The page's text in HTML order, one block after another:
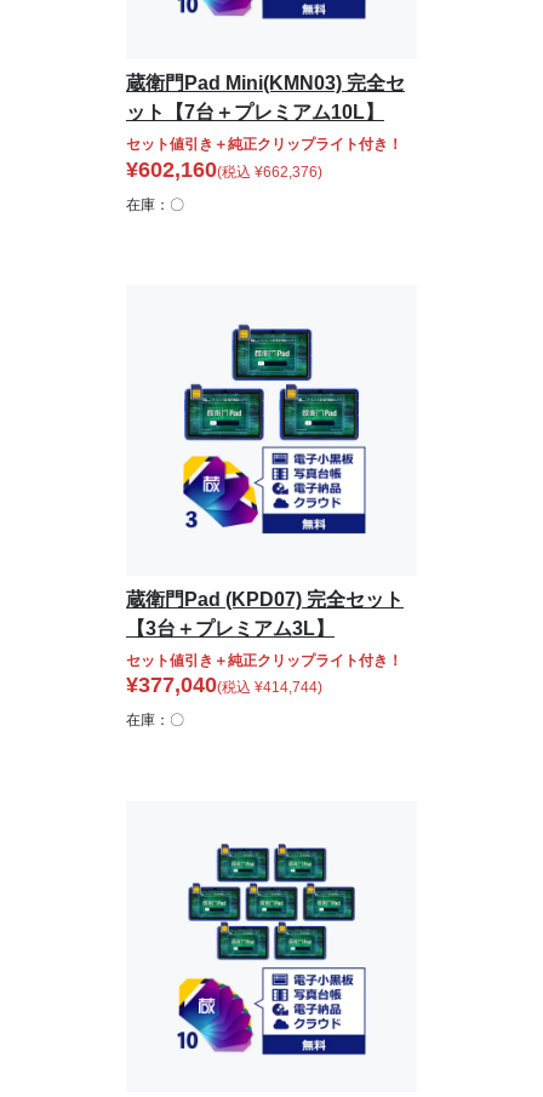
蔵衛門Pad Mini(KMN03) 完全セ
ット【7台＋プレミアム10L】
セット値引き＋純正クリップライト付き！
¥602,160(税込 ¥662,376)
在庫：〇
蔵衛門Pad (KPD07) 完全セット
【3台＋プレミアム3L】
セット値引き＋純正クリップライト付き！
¥377,040(税込 ¥414,744)
在庫：〇